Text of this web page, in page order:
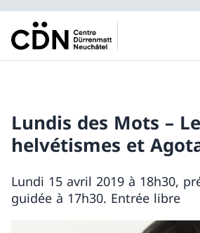
Lundis des Mots –
helvétismes et
Lundi 15 avril 2019 à 18h30,
guidée à 17h30. Entrée libre